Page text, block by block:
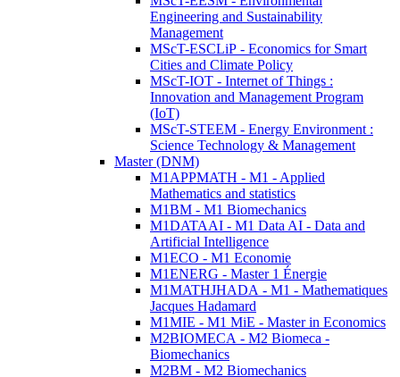
Engineering and Sustainability
Management
MScT-ESCLiP - Economics for Smart
Cities and Climate Policy
MScT-IOT - Internet of Things :
Innovation and Management Program
(IoT)
MScT-STEEM - Energy Environment :
Science Technology & Management
Master (DNM)
M1APPMATH - M1 - Applied
Mathematics and statistics
M1BM - M1 Biomechanics
M1DATAAI - M1 Data AI - Data and
Artificial Intelligence
M1ECO - M1 Economie
M1ENERG - Master 1 Énergie
M1MATHJHADA - M1 - Mathematiques
Jacques Hadamard
M1MIE - M1 MiE - Master in Economics
M2BIOMECA - M2 Biomeca -
Biomechanics
M2BM - M2 Biomechanics